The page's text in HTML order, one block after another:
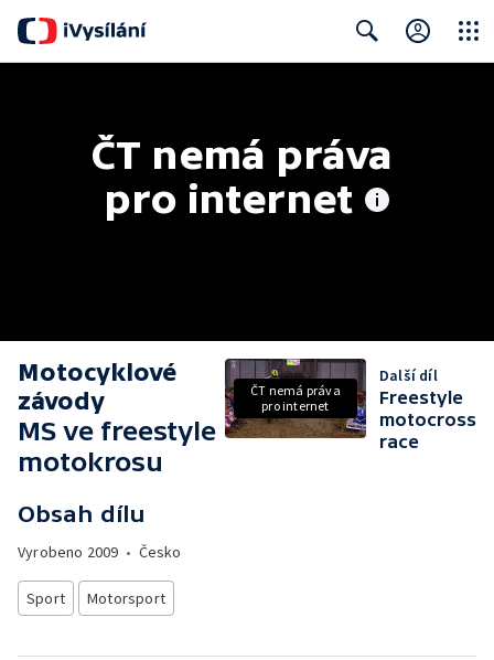
ČT nemá práva
pro internet
Motocyklové
závody
MS ve freestyle
motokrosu
Obsah dílu
Vyrobeno 2009 • Česko
Sport Motorsport
ČT nemá práva
pro internet
Další díl
Freestyle
motocross
race